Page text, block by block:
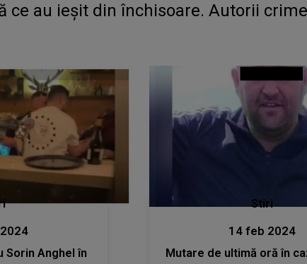
au ieșit din închisoare. Autorii
Sorin Anghel în
Stiri
14 feb 2024
Mutare de ultimă oră în